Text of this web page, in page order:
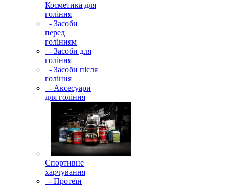
Косметика для
гоління
- Засоби
перед
голінням
- Засоби для
гоління
- Засоби після
гоління
- Аксесуари
для гоління
Спортивне
харчування
- Протеїн